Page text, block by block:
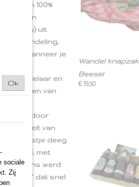
is een 100%
van
vrouw) uit
wandeling,
zelfs wanneer je
De
wandelaar en
schapen van
door
van
het restje deeg
met
werd
dat snel
Wandel knapzak
Beesel
€ 19,50
Ok
sociale
Zij